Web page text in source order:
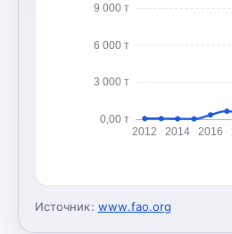
0,00 т
3 000 т
6 000 т
9 000 т
2012 2014 2016
Источник: www.fao.org